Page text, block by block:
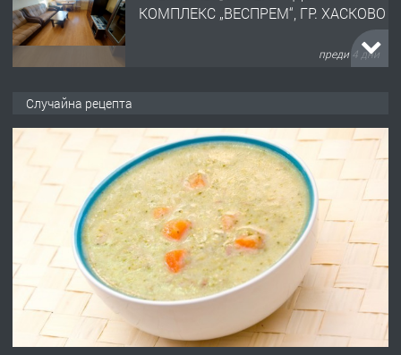
КОМПЛЕКС „ВЕСПРЕМ“, ГР. ХАСКОВО
преди 4 дни
АПАРТАМЕНТ В ЦЕНТЪРА НА ГР.
ХАСКОВО
ПРЕДЛАГА Давам гараж под наем
преди 5 дни
ПРЕДЛАГА
№4120 Магазин/Офис под наем в кв.
Случайна рецепта